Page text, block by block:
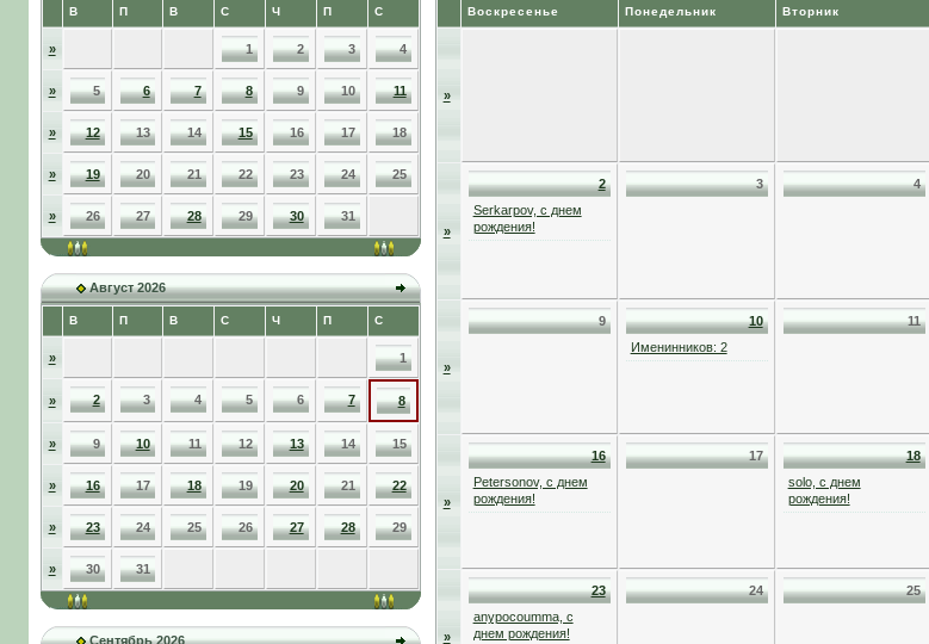
В П В С Ч П С
» 1 2 3 4
» 5 6 7 8 9 10 11
» 12 13 14 15 16 17 18
» 19 20 21 22 23 24 25
» 26 27 28 29 30 31
Август 2026
В П В С Ч П С
» 1
» 2 3 4 5 6 7 8
» 9 10 11 12 13 14 15
» 16 17 18 19 20 21 22
» 23 24 25 26 27 28 29
» 30 31
Сентябрь 2026
Воскресенье Понедельник Вторник
»
»
2
Serkarpov, с днем
рождения!
3 4
»
9
10
Именинников: 2
11
»
16
Petersonov, с днем
рождения!
17
18
solo, с днем
рождения!
»
23
anypocoumma, с
днем рождения!
24 25